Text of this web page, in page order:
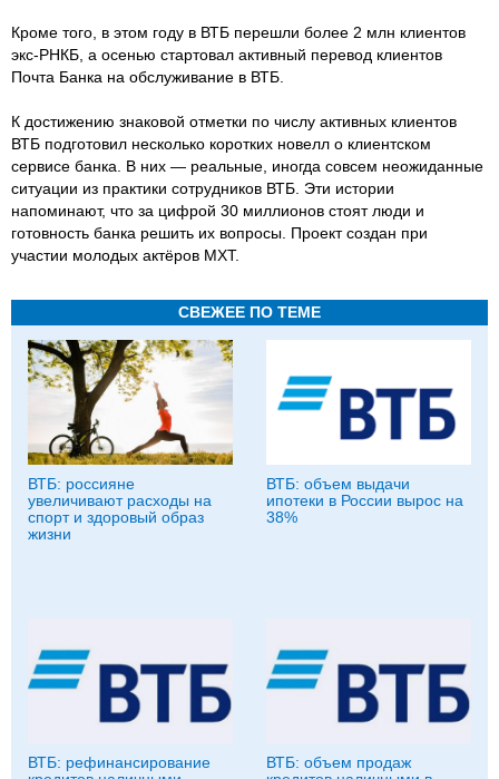
Кроме того, в этом году в ВТБ перешли более 2 млн клиентов
экс-РНКБ, а осенью стартовал активный перевод клиентов
Почта Банка на обслуживание в ВТБ.
К достижению знаковой отметки по числу активных клиентов
ВТБ подготовил несколько коротких новелл о клиентском
сервисе банка. В них — реальные, иногда совсем неожиданные
ситуации из практики сотрудников ВТБ. Эти истории
напоминают, что за цифрой 30 миллионов стоят люди и
готовность банка решить их вопросы. Проект создан при
участии молодых актёров МХТ.
СВЕЖЕЕ ПО ТЕМЕ
ВТБ: россияне
увеличивают расходы на
спорт и здоровый образ
жизни
ВТБ: объем выдачи
ипотеки в России вырос на
38%
ВТБ: рефинансирование
ВТБ: объем продаж